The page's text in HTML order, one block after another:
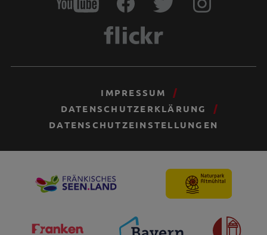
IMPRESSUM
DATENSCHUTZERKLÄRUNG
DATENSCHUTZEINSTELLUNGEN